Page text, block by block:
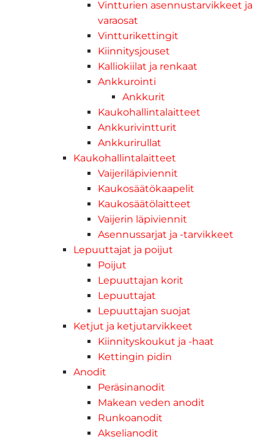
Vintturien asennustarvikkeet ja
varaosat
Vintturikettingit
Kiinnitysjouset
Kalliokiilat ja renkaat
Ankkurointi
Ankkurit
Kaukohallintalaitteet
Ankkurivintturit
Ankkurirullat
Kaukohallintalaitteet
Vaijeriläpiviennit
Kaukosäätökaapelit
Kaukosäätölaitteet
Vaijerin läpiviennit
Asennussarjat ja -tarvikkeet
Lepuuttajat ja poijut
Poijut
Lepuuttajan korit
Lepuuttajat
Lepuuttajan suojat
Ketjut ja ketjutarvikkeet
Kiinnityskoukut ja -haat
Kettingin pidin
Anodit
Peräsinanodit
Makean veden anodit
Runkoanodit
Akselianodit